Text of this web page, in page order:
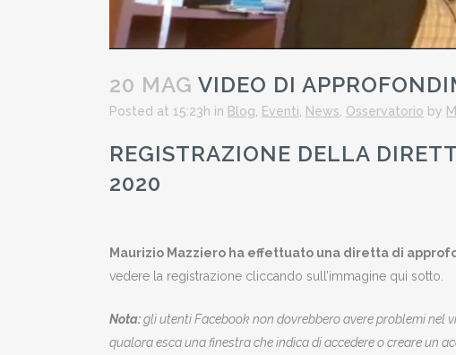
20 MAG VIDEO DI
Posted at 15:23h in Blog Eventi News Osservatorio by
REGISTRAZIONE DELLA
2020
Maurizio Mazziero ha effettuato una diretta di
vedere la registrazione cliccando sull’immagine qui sotto.
Nota:gli utenti Facebook non dovrebbero avere problemi nel
qualora esca una finestra che indica di accedere o creare un